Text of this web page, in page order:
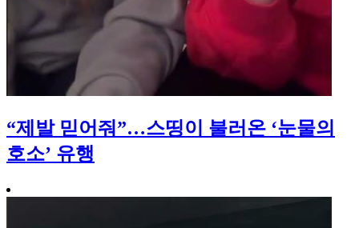
“제발 믿어줘”…스띵이 불러온 ‘눈물의
호소’ 유행